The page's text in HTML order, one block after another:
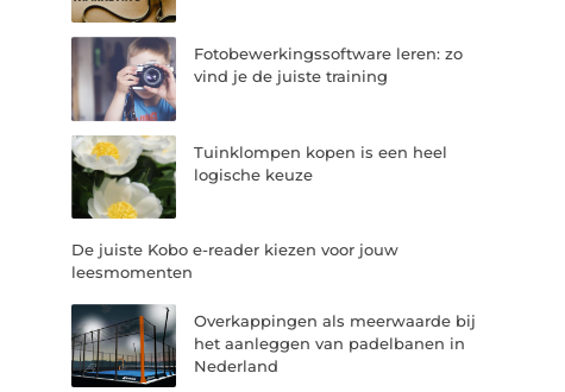
Fotobewerkingssoftware leren: zo
vind je de juiste training
Tuinklompen kopen is een heel
logische keuze
De juiste Kobo e-reader kiezen voor jouw
leesmomenten
Overkappingen als meerwaarde bij
het aanleggen van padelbanen in
Nederland